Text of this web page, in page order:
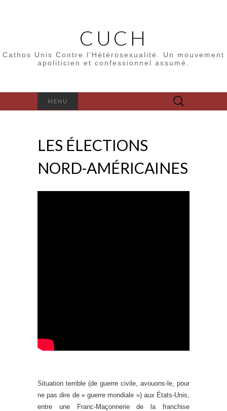
CUCH
Cathos Unis Contre l'Hétérosexualité. Un mouvement
apoliticien et confessionnel assumé.
MENU Rechercher :
LES ÉLECTIONS
NORD-AMÉRICAINES
Situation terrible (de guerre civile, avouons-le, pour
ne pas dire de « guerre mondiale ») aux États-Unis,
entre une Franc-Maçonnerie de la franchise